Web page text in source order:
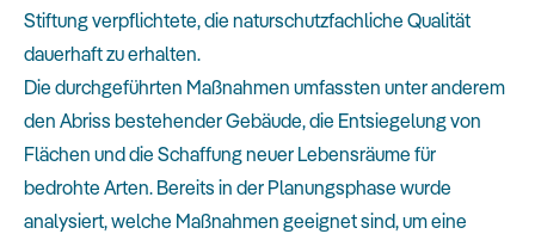
Stiftung verpflichtete, die naturschutzfachliche Qualität
dauerhaft zu erhalten.
Die durchgeführten Maßnahmen umfassten unter anderem
den Abriss bestehender Gebäude, die Entsiegelung von
Flächen und die Schaffung neuer Lebensräume für
bedrohte Arten. Bereits in der Planungsphase wurde
analysiert, welche Maßnahmen geeignet sind, um eine